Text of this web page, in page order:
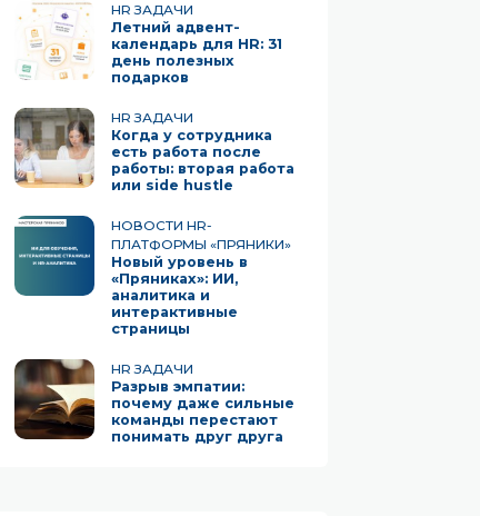
HR ЗАДАЧИ
Летний адвент-
календарь для HR: 31
день полезных
подарков
HR ЗАДАЧИ
Когда у сотрудника
есть работа после
работы: вторая работа
или side hustle
НОВОСТИ HR-
ПЛАТФОРМЫ «ПРЯНИКИ»
Новый уровень в
«Пряниках»: ИИ,
аналитика и
интерактивные
страницы
HR ЗАДАЧИ
Разрыв эмпатии:
почему даже сильные
команды перестают
понимать друг друга